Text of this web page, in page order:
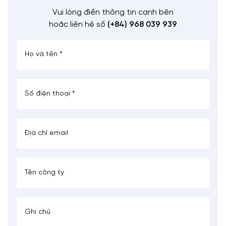
Vui lòng điền thông tin cạnh bên
hoặc liên hệ số (+84) 968 039 939